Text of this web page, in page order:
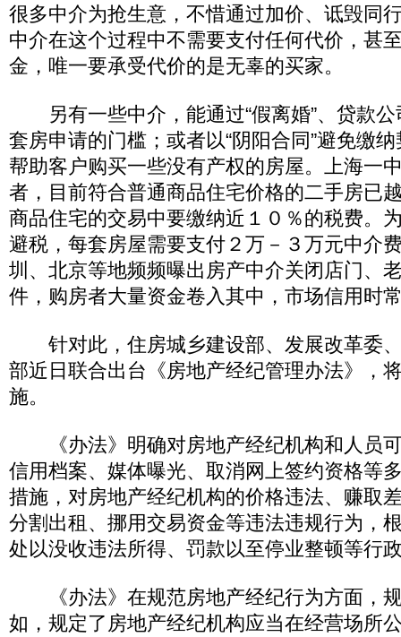
很多中介为抢生意，不惜通过加价、诋毁同
中介在这个过程中不需要支付任何代价，甚
金，唯一要承受代价的是无辜的买家。
另有一些中介，能通过“假离婚”、贷款公
套房申请的门槛；或者以“阴阳合同”避免缴
帮助客户购买一些没有产权的房屋。上海一
者，目前符合普通商品住宅价格的二手房已
商品住宅的交易中要缴纳近１０％的税费。
避税，每套房屋需要支付２万－３万元中介
圳、北京等地频频曝出房产中介关闭店门、
件，购房者大量资金卷入其中，市场信用时
针对此，住房城乡建设部、发展改革委
部近日联合出台《房地产经纪管理办法》，
施。
《办法》明确对房地产经纪机构和人员
信用档案、媒体曝光、取消网上签约资格等
措施，对房地产经纪机构的价格违法、赚取
分割出租、挪用交易资金等违法违规行为，
处以没收违法所得、罚款以至停业整顿等行
《办法》在规范房地产经纪行为方面，
如，规定了房地产经纪机构应当在经营场所